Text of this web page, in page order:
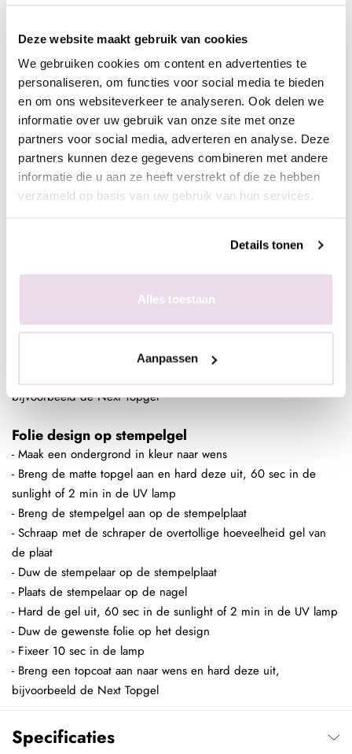
Deze website maakt gebruik van cookies
We gebruiken cookies om content en advertenties te
personaliseren, om functies voor social media te bieden
en om ons websiteverkeer te analyseren. Ook delen we
informatie over uw gebruik van onze site met onze
partners voor social media, adverteren en analyse. Deze
partners kunnen deze gegevens combineren met andere
informatie die u aan ze heeft verstrekt of die ze hebben
verzameld op basis van uw gebruik van hun services.
Details tonen
Alles toestaan
Aanpassen
- Hard de gel uit, 60 sec in de sunlight of 2 min in de UV lamp
- Breng een topcoat aan naar wens en hard deze uit,
bijvoorbeeld de Next Topgel
Ingepoetst met pigmenten
- Maak een ondergrond in kleur naar wens
- Breng de matte topgel aan en hard deze uit, 60 sec in de
sunlight of 2 min in de UV lamp
- Breng de stempelgel aan op de stempelplaat
- Plaats de stempelaar op de nagel
- Hard de gel uit, 60 sec in de sunlight of 2 min in de UV lamp
van de stempelgel
- Fixeer 10 sec in de lamp
bijvoorbeeld de Next Topgel
Folie design op stempelgel
- Maak een ondergrond in kleur naar wens
- Breng de matte topgel aan en hard deze uit, 60 sec in de
sunlight of 2 min in de UV lamp
- Breng de stempelgel aan op de stempelplaat
- Schraap met de schraper de overtollige hoeveelheid gel van
de plaat
- Duw de stempelaar op de stempelplaat
- Plaats de stempelaar op de nagel
- Hard de gel uit, 60 sec in de sunlight of 2 min in de UV lamp
- Duw de gewenste folie op het design
- Fixeer 10 sec in de lamp
- Breng een topcoat aan naar wens en hard deze uit,
bijvoorbeeld de Next Topgel
Specificaties